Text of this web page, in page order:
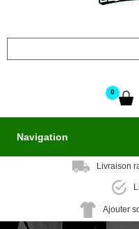
0
Navigation
Livraison
Ajouter